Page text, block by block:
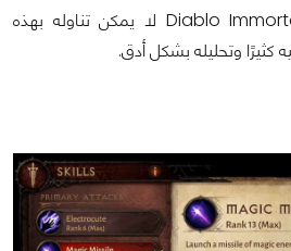
لكن أسلوب اللعب في Diablo Immortal لا يمكن تناوله بهذه
وتحليله بشكل أدق.